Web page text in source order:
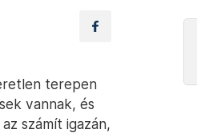
terepen
vannak, és
számít igazán,